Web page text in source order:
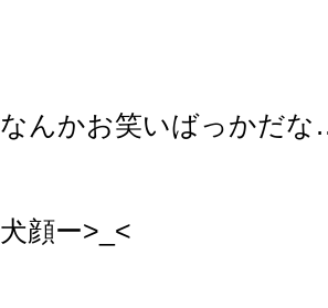
なんかお笑いばっかだ
犬顔ー>_<